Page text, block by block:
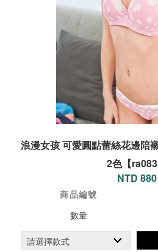
浪漫女孩 可愛圓點蕾絲花邊陪
2色【ra083
NTD 880
商品編號
數量